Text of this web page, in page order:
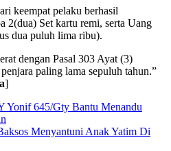
keempat pelaku berhasil
2(dua) Set kartu remi, serta Uang
dua puluh lima ribu).
dengan Pasal 303 Ayat (3)
paling lama sepuluh tahun.”
]
Yonif 645/Gty Bantu Menandu
Menyantuni Anak Yatim Di